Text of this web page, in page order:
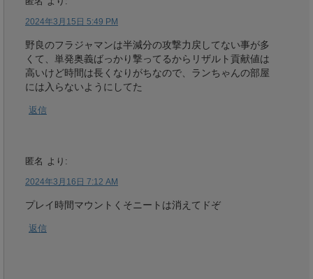
2024年3月15日 5:49 PM
野良のフラジャマンは半減分の攻撃力戻してない事が多
くて、単発奥義ばっかり撃ってるからリザルト貢献値は
高いけど時間は長くなりがちなので、ランちゃんの部屋
には入らないようにしてた
返信
匿名 より:
2024年3月16日 7:12 AM
プレイ時間マウントくそニートは消えてドぞ
返信